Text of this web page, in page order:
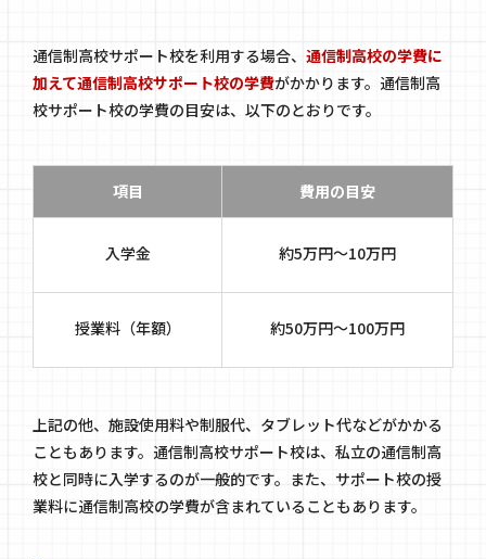
通信制高校サポート校を利用する場合、 通信制高校の学費に
加えて通信制高校サポート校の学費がかかります。通信制高
校サポート校の学費の目安は、以下のとおりです。
項目 費用の目安
入学金 約5万円～10万円
授業料（年額） 約50万円〜100万円
上記の他、施設使用料や制服代、タブレット代などがかかる
こともあります。通信制高校サポート校は、私立の通信制高
校と同時に入学するのが一般的です。また、サポート校の授
業料に通信制高校の学費が含まれていることもあります。